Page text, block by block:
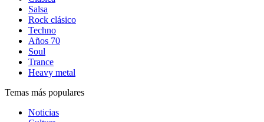
Salsa
Rock clásico
Techno
Años 70
Soul
Trance
Heavy metal
Temas más populares
Noticias